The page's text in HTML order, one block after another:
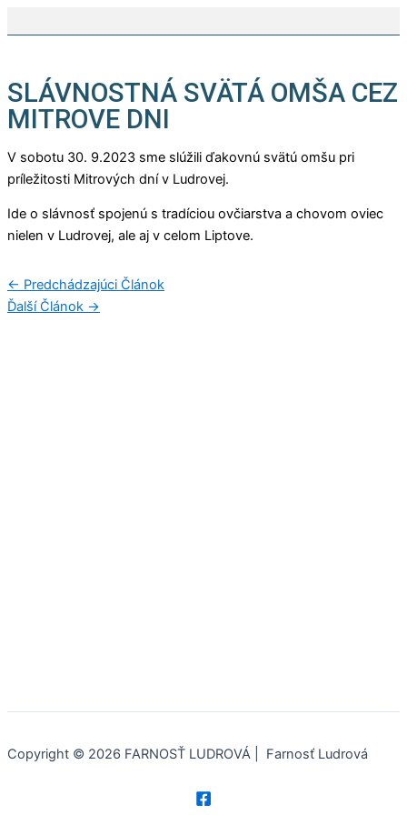
na
SLÁVNOSTNÁ SVÄTÁ OMŠA CEZ
MITROVE DNI
V sobotu 30. 9.2023 sme slúžili ďakovnú svätú omšu pri
príležitosti Mitrových dní v Ludrovej.
Ide o slávnosť spojenú s tradíciou ovčiarstva a chovom oviec
nielen v Ludrovej, ale aj v celom Liptove.
← Predchádzajúci Článok
Ďalší Článok →
Copyright © 2026 FARNOSŤ LUDROVÁ | Farnosť Ludrová